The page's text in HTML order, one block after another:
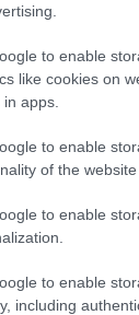
to enable
like cookies on
apps.
to enable
of the website
to enable
to enable
including
το